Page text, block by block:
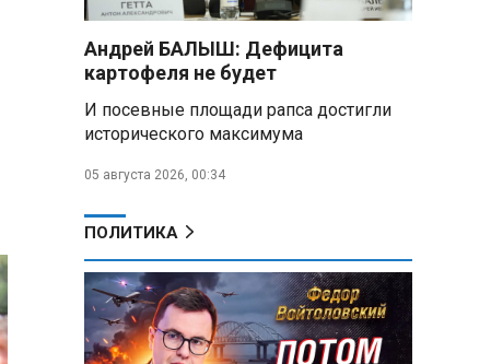
Андрей БАЛЫШ: Дефицита
картофеля не будет
И посевные площади рапса достигли
исторического максимума
05 августа 2026, 00:34
ПОЛИТИКА